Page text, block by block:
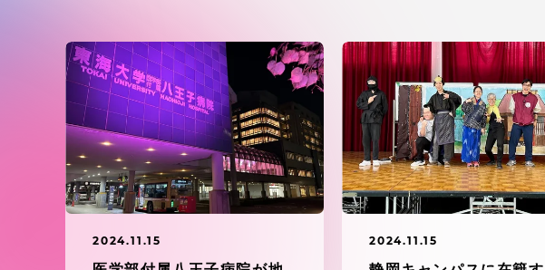
2024.11.15 2024.11.15
東海大学の障がい学生支援に関
する取り組みについて
東海大学環境憲章
大学院
教育方針
教育システム